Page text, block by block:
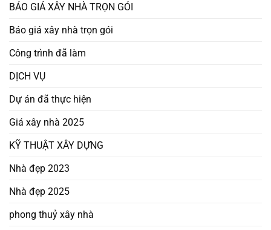
BÁO GIÁ XÂY NHÀ TRỌN GÓI
Báo giá xây nhà trọn gói
Công trình đã làm
DỊCH VỤ
Dự án đã thực hiện
Giá xây nhà 2025
KỸ THUẬT XÂY DỰNG
Nhà đẹp 2023
Nhà đẹp 2025
phong thuỷ xây nhà